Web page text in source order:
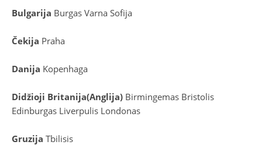
Bulgarija Burgas Varna Sofija
Čekija Praha
Danija Kopenhaga
Didžioji Britanija(Anglija) Birmingemas Bristolis
Edinburgas Liverpulis Londonas
Gruzija Tbilisis